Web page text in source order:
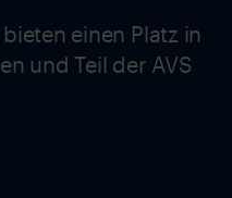
einen Platz in
und Teil der AVS